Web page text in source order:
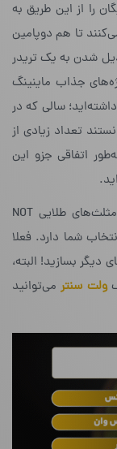
را از این طریق به
تا هم دوپامین
شدن به یک تریدر
جذاب ماینینگ
استفاده را داشته‌اید؛ سالی که در
تعداد زیادی از
اتفاقی جزو این
کیف پول نات کوین یک ابزار برای نگهداری از مثلث‌های طلایی NOT
شما دارد. فعلا
دیگر بسازید! البته،
ولت سنترمی‌توانید